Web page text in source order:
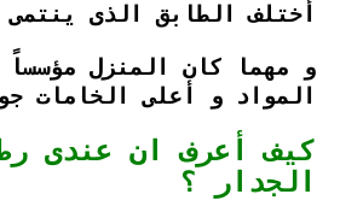
أختلف الطابق الذى
و مهما كان المنزل مؤسساً
المواد و أعلى الخامات
كيف أعرف ان عندى
الجدار ؟